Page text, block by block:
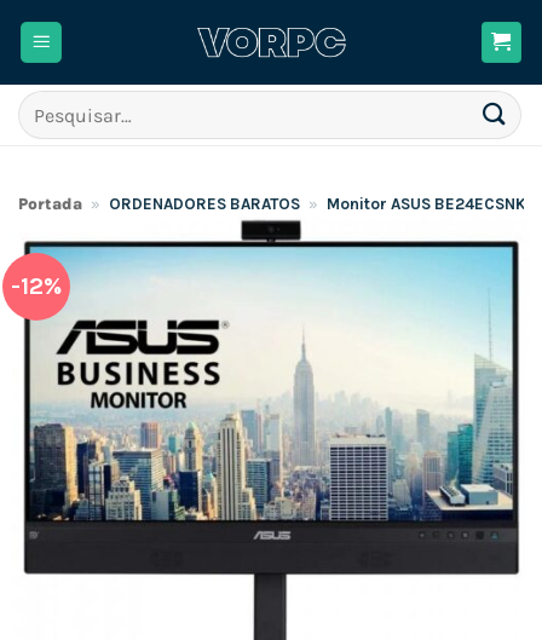
Pesquisar
por:
Portada » ORDENADORES BARATOS » Monitor ASUS BE24ECSNK
-12%